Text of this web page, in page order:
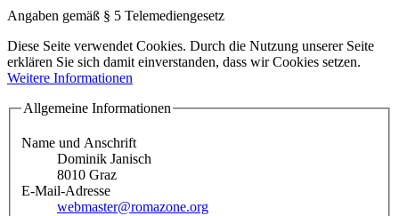
Angaben gemäß § 5 Telemediengesetz
Diese Seite verwendet Cookies. Durch die Nutzung unserer Seite
erklären Sie sich damit einverstanden, dass wir Cookies setzen.
Weitere Informationen
Allgemeine Informationen
Name und Anschrift
Dominik Janisch
8010 Graz
E-Mail-Adresse
webmaster@romazone.org